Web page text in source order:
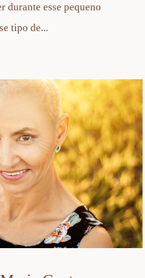
durante esse pequeno
tipo de...